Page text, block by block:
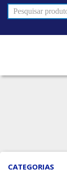
CATEGORIAS